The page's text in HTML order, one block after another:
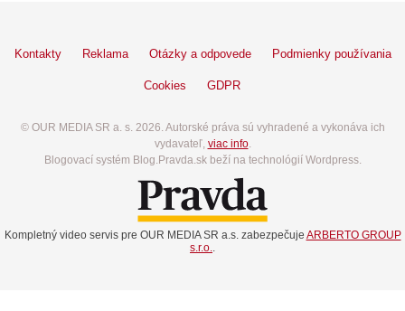
Kontakty Reklama Otázky a odpovede Podmienky používania
Cookies GDPR
© OUR MEDIA SR a. s. 2026. Autorské práva sú vyhradené a vykonáva ich
vydavateľ, viac info.
Blogovací systém Blog.Pravda.sk beží na technológií Wordpress.
Kompletný video servis pre OUR MEDIA SR a.s. zabezpečuje ARBERTO GROUP
s.r.o.